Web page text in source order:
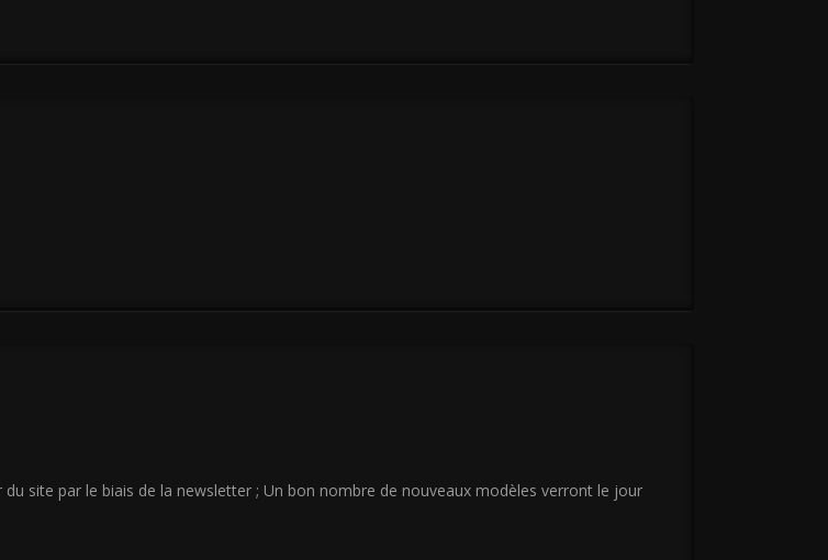
site par le biais de la newsletter ; Un bon nombre de nouveaux modèles verront le jour